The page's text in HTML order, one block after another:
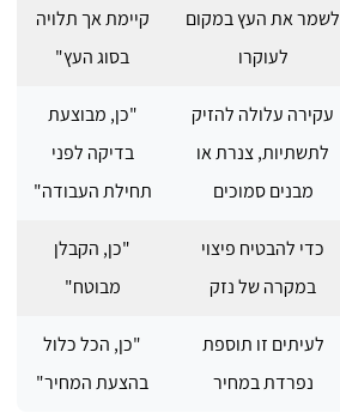
לשמר את העץ במקום
לעוקרו
קיימת אך תלויה
בסוג העץ"
עקירה עלולה להזיק
לתשתיות, צנרת או
מבנים סמוכים
"כן, מבוצעת
בדיקה לפני
תחילת העבודה"
כדי להבטיח פיצוי
במקרה של נזק
"כן, הקבלן
מבוטח"
לעיתים זו תוספת
נפרדת במחיר
"כן, הכל כלול
בהצעת המחיר"